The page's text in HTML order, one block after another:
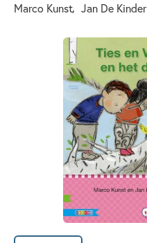
Marco Kunst Jan De Kinder